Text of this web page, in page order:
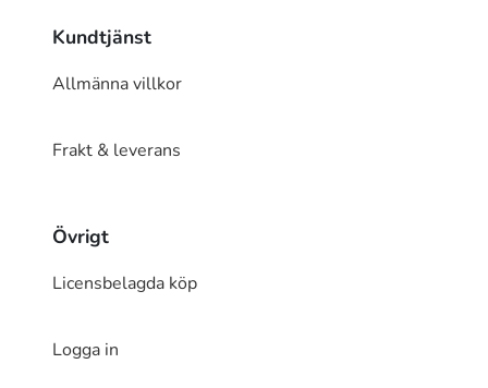
Kundtjänst
Allmänna villkor
Frakt & leverans
Övrigt
Licensbelagda köp
Logga in